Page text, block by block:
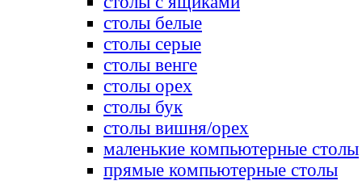
столы белые
столы серые
столы венге
столы орех
столы бук
столы вишня/орех
маленькие компьютерные столы
прямые компьютерные столы